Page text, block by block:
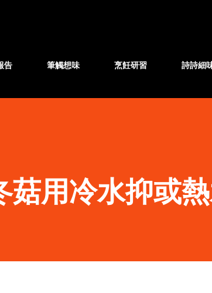
告 筆觸想味 烹飪研習 詩詩細
菇用冷水抑或